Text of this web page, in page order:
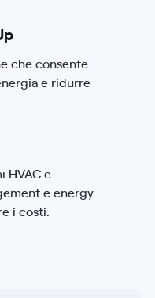
che consente
e ridurre
HVAC e
e energy
i costi.